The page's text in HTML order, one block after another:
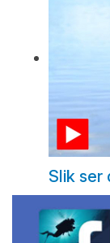
Slik ser